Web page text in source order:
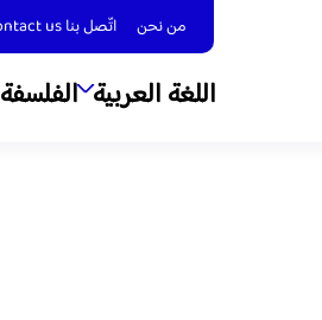
من نحن اتّصل بنا Contact us
اللغة العربية الفلسفة